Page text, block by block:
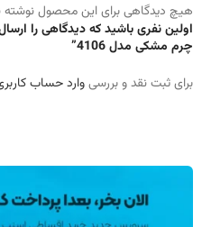
هیچ دیدگاهی برای این محصول
اولین نفری باشید که دیدگاهی را
چرم مشکی مدل 4106”
برای ثبت نقد و بررسیوارد حساب